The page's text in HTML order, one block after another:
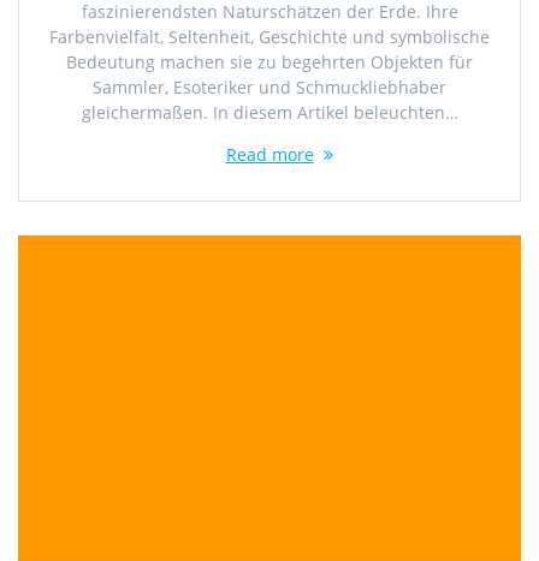
faszinierendsten Naturschätzen der Erde. Ihre
Farbenvielfalt, Seltenheit, Geschichte und symbolische
Bedeutung machen sie zu begehrten Objekten für
Sammler, Esoteriker und Schmuckliebhaber
gleichermaßen. In diesem Artikel beleuchten…
Read more